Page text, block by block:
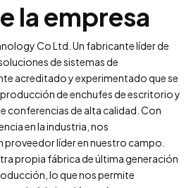
la empresa
Co Ltd. Un fabricante líder de
de sistemas de
acreditado y experimentado que se
producción de enchufes de escritorio y
conferencias de alta calidad. Con
en la industria, nos
proveedor líder en nuestro campo.
propia fábrica de última generación
lo que nos permite